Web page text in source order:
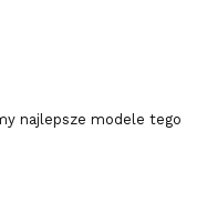
najlepsze modele tego